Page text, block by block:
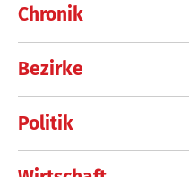
Chronik
Bezirke
Politik